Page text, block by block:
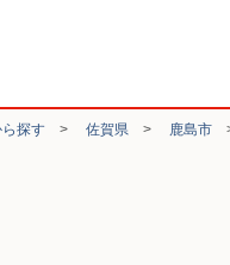
探す > 佐賀県 > 鹿島市